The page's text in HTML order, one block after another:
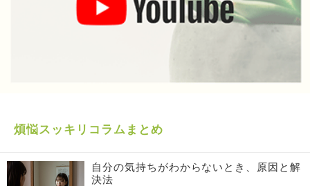
煩悩スッキリコラムまとめ
自分の気持ちがわからないとき、原因と解
決法